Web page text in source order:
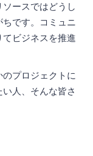
ースではどうし
です。コミュニ
ビジネスを推進
プロジェクトに
人、そんな皆さ